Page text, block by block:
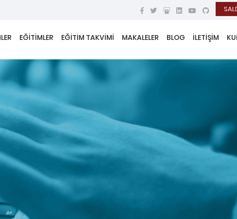
EĞİTİMLER EĞİTİM TAKVİMİ MAKALELER BLOG İLETİŞİM